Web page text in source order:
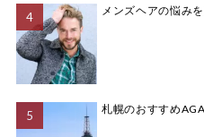
メンズヘアの悩み
札幌のおすすめ